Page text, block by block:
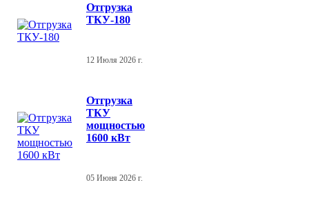
Отгрузка
ТКУ-180
12 Июля 2026 г.
Отгрузка
ТКУ
мощностью
1600 кВт
05 Июня 2026 г.